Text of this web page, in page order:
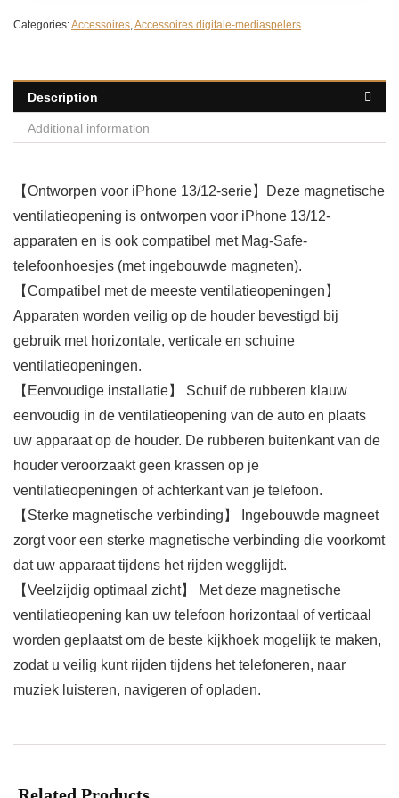
Categories:Accessoires,Accessoires digitale-mediaspelers
Description
Additional information
【Ontworpen voor iPhone 13/12-serie】Deze magnetische
ventilatieopening is ontworpen voor iPhone 13/12-
apparaten en is ook compatibel met Mag-Safe-
telefoonhoesjes (met ingebouwde magneten).
【Compatibel met de meeste ventilatieopeningen】
Apparaten worden veilig op de houder bevestigd bij
gebruik met horizontale, verticale en schuine
ventilatieopeningen.
【Eenvoudige installatie】 Schuif de rubberen klauw
eenvoudig in de ventilatieopening van de auto en plaats
uw apparaat op de houder. De rubberen buitenkant van de
houder veroorzaakt geen krassen op je
ventilatieopeningen of achterkant van je telefoon.
【Sterke magnetische verbinding】 Ingebouwde magneet
zorgt voor een sterke magnetische verbinding die voorkomt
dat uw apparaat tijdens het rijden wegglijdt.
【Veelzijdig optimaal zicht】 Met deze magnetische
ventilatieopening kan uw telefoon horizontaal of verticaal
worden geplaatst om de beste kijkhoek mogelijk te maken,
zodat u veilig kunt rijden tijdens het telefoneren, naar
muziek luisteren, navigeren of opladen.